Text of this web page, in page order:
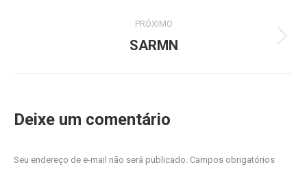
PRÓXIMO
Next
SARMN
Deixe um comentário
Seu endereço de e-mail não será publicado. Campos obrigatórios